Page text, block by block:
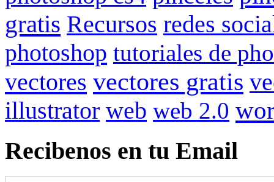
gratis Recursos redes
photoshop tutoriales de
vectores vectores gratis
illustrator web web 2.0
Recibenos en tu Email